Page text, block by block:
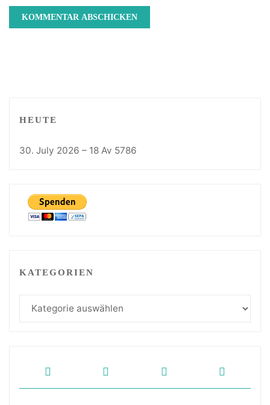
HEUTE
30. July 2026 – 18 Av 5786
KATEGORIEN